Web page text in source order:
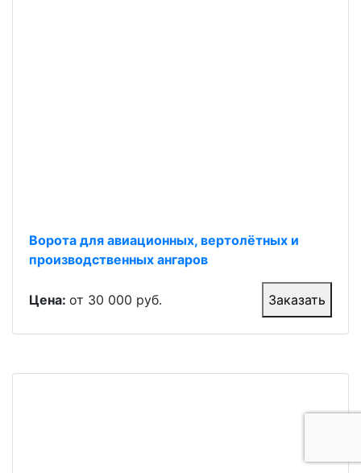
Ворота для авиационных, вертолётных и
производственных ангаров
Цена: от 30 000 руб. Заказать